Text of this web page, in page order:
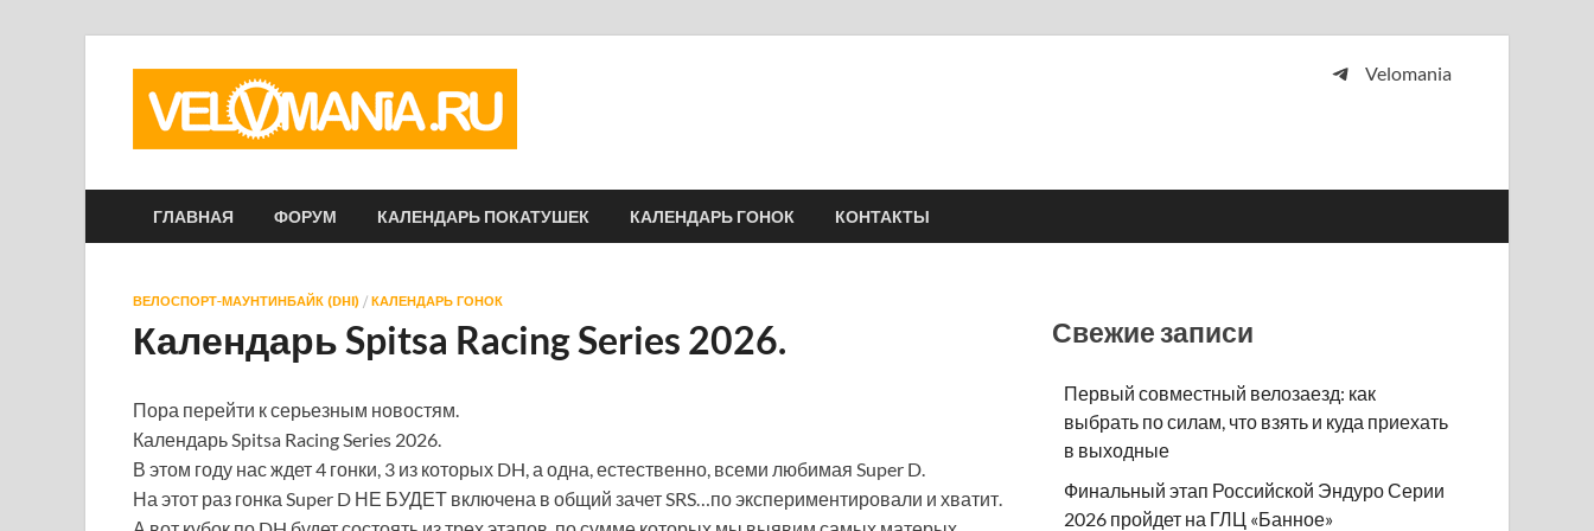
Velomania
ГЛАВНАЯ ФОРУМ КАЛЕНДАРЬ ПОКАТУШЕК КАЛЕНДАРЬ ГОНОК КОНТАКТЫ
ВЕЛОСПОРТ-МАУНТИНБАЙК (DHI) / КАЛЕНДАРЬ ГОНОК
Календарь Spitsa Racing Series 2026.
Пора перейти к серьезным новостям.
Календарь Spitsa Racing Series 2026.
В этом году нас ждет 4 гонки, 3 из которых DH, а одна, естественно, всеми любимая Super D.
На этот раз гонка Super D НЕ БУДЕТ включена в общий зачет SRS…по экспериментировали и хватит.
Свежие записи
Первый совместный велозаезд: как
выбрать по силам, что взять и куда приехать
в выходные
Финальный этап Российской Эндуро Серии
2026 пройдет на ГЛЦ «Банное»